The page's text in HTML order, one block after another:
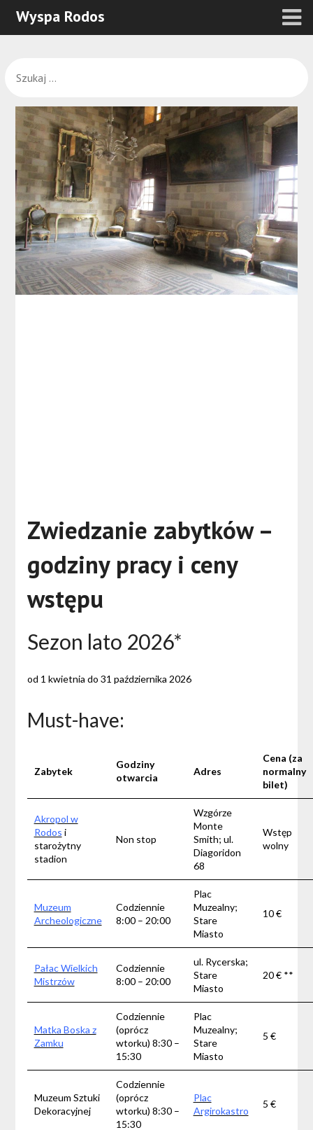
Wyspa Rodos
Zwiedzanie zabytków –
godziny pracy i ceny
wstępu
Sezon lato 2026*
od 1 kwietnia do 31 października 2026
Must-have:
Zabytek
Godziny
otwarcia
Adres
Cena (za
normalny
bilet)
Akropol w
Rodos i
starożytny
stadion
Non stop
Wzgórze
Monte
Smith; ul.
Diagoridon
68
Wstęp
wolny
Muzeum
Archeologiczne
Codziennie
8:00 – 20:00
Plac
Muzealny;
Stare
Miasto
10 €
Pałac Wielkich
Mistrzów
Codziennie
8:00 – 20:00
ul. Rycerska;
Stare
Miasto
20 € **
Matka Boska z
Zamku
Codziennie
(oprócz
wtorku) 8:30 –
15:30
Plac
Muzealny;
Stare
Miasto
5 €
Muzeum Sztuki
Dekoracyjnej
Codziennie
(oprócz
wtorku) 8:30 –
15:30
Plac
Argirokastro
5 €